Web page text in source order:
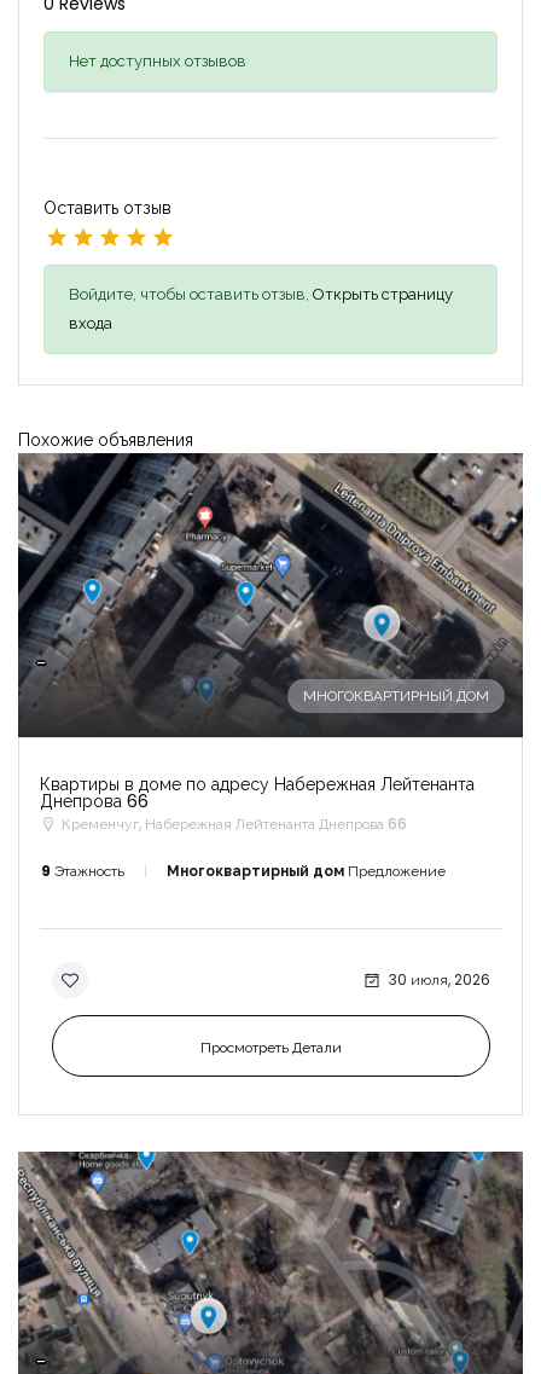
Нет доступных отзывов
Оставить отзыв
Войдите, чтобы оставить отзыв, Открыть страницу
входа
Похожие объявления
-
МНОГОКВАРТИРНЫЙ ДОМ
Квартиры в доме по адресу Набережная Лейтенанта
Днепрова 66
Кременчуг, Набережная Лейтенанта Днепрова 66
9 Этажность Многоквартирный дом Предложение
30 июля, 2026
Просмотреть Детали
-